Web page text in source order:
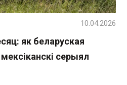
як беларуская
серыял
10.04.2026